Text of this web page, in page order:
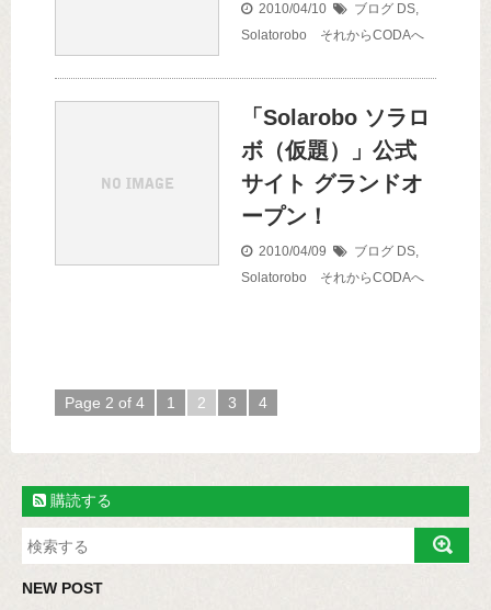
2010/04/10 ブログ DS,
Solatorobo それからCODAへ
「Solarobo ソラロ
ボ（仮題）」公式
サイト グランドオ
ープン！
2010/04/09 ブログ DS,
Solatorobo それからCODAへ
Page 2 of 4 1 2 3 4
購読する
NEW POST